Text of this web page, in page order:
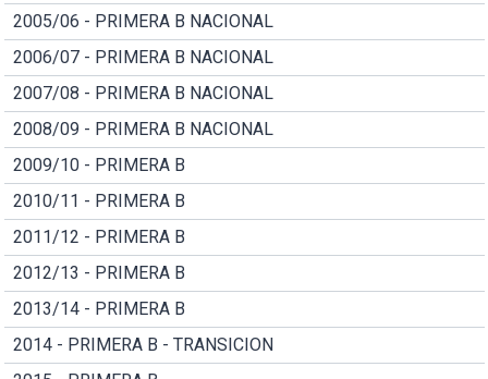
2005/06 - PRIMERA B NACIONAL
2006/07 - PRIMERA B NACIONAL
2007/08 - PRIMERA B NACIONAL
2008/09 - PRIMERA B NACIONAL
2009/10 - PRIMERA B
2010/11 - PRIMERA B
2011/12 - PRIMERA B
2012/13 - PRIMERA B
2013/14 - PRIMERA B
2014 - PRIMERA B - TRANSICION